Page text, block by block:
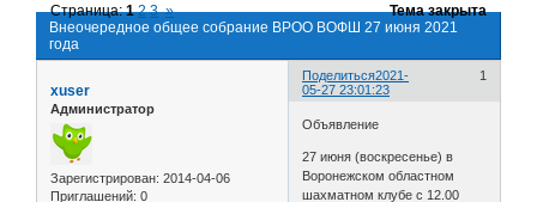
Внеочередное общее собрание ВРОО ВОФШ 27 июня 2021
года
Страница:1 2 3 » Тема закрыта
Поделиться 1
2021-
05-27 23:01:23
xuser
Администратор
Зарегистрирован: 2014-04-06
Приглашений: 0
Объявление
27 июня (воскресенье) в
Воронежском областном
шахматном клубе с 12.00